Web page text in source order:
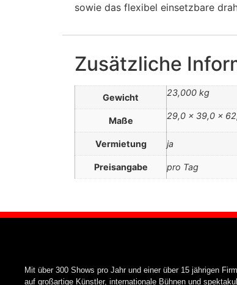
sowie das flexibel einsetzbare
Zusätzliche
Gewicht 23,000 kg
Maße 29,0 × 39,0 ×
Vermietung ja
Preisangabe pro Tag
Mit über 300 Shows pro Jahr und einer über 15 jährigen
auf großartige Künstler, internationale Bühnen und